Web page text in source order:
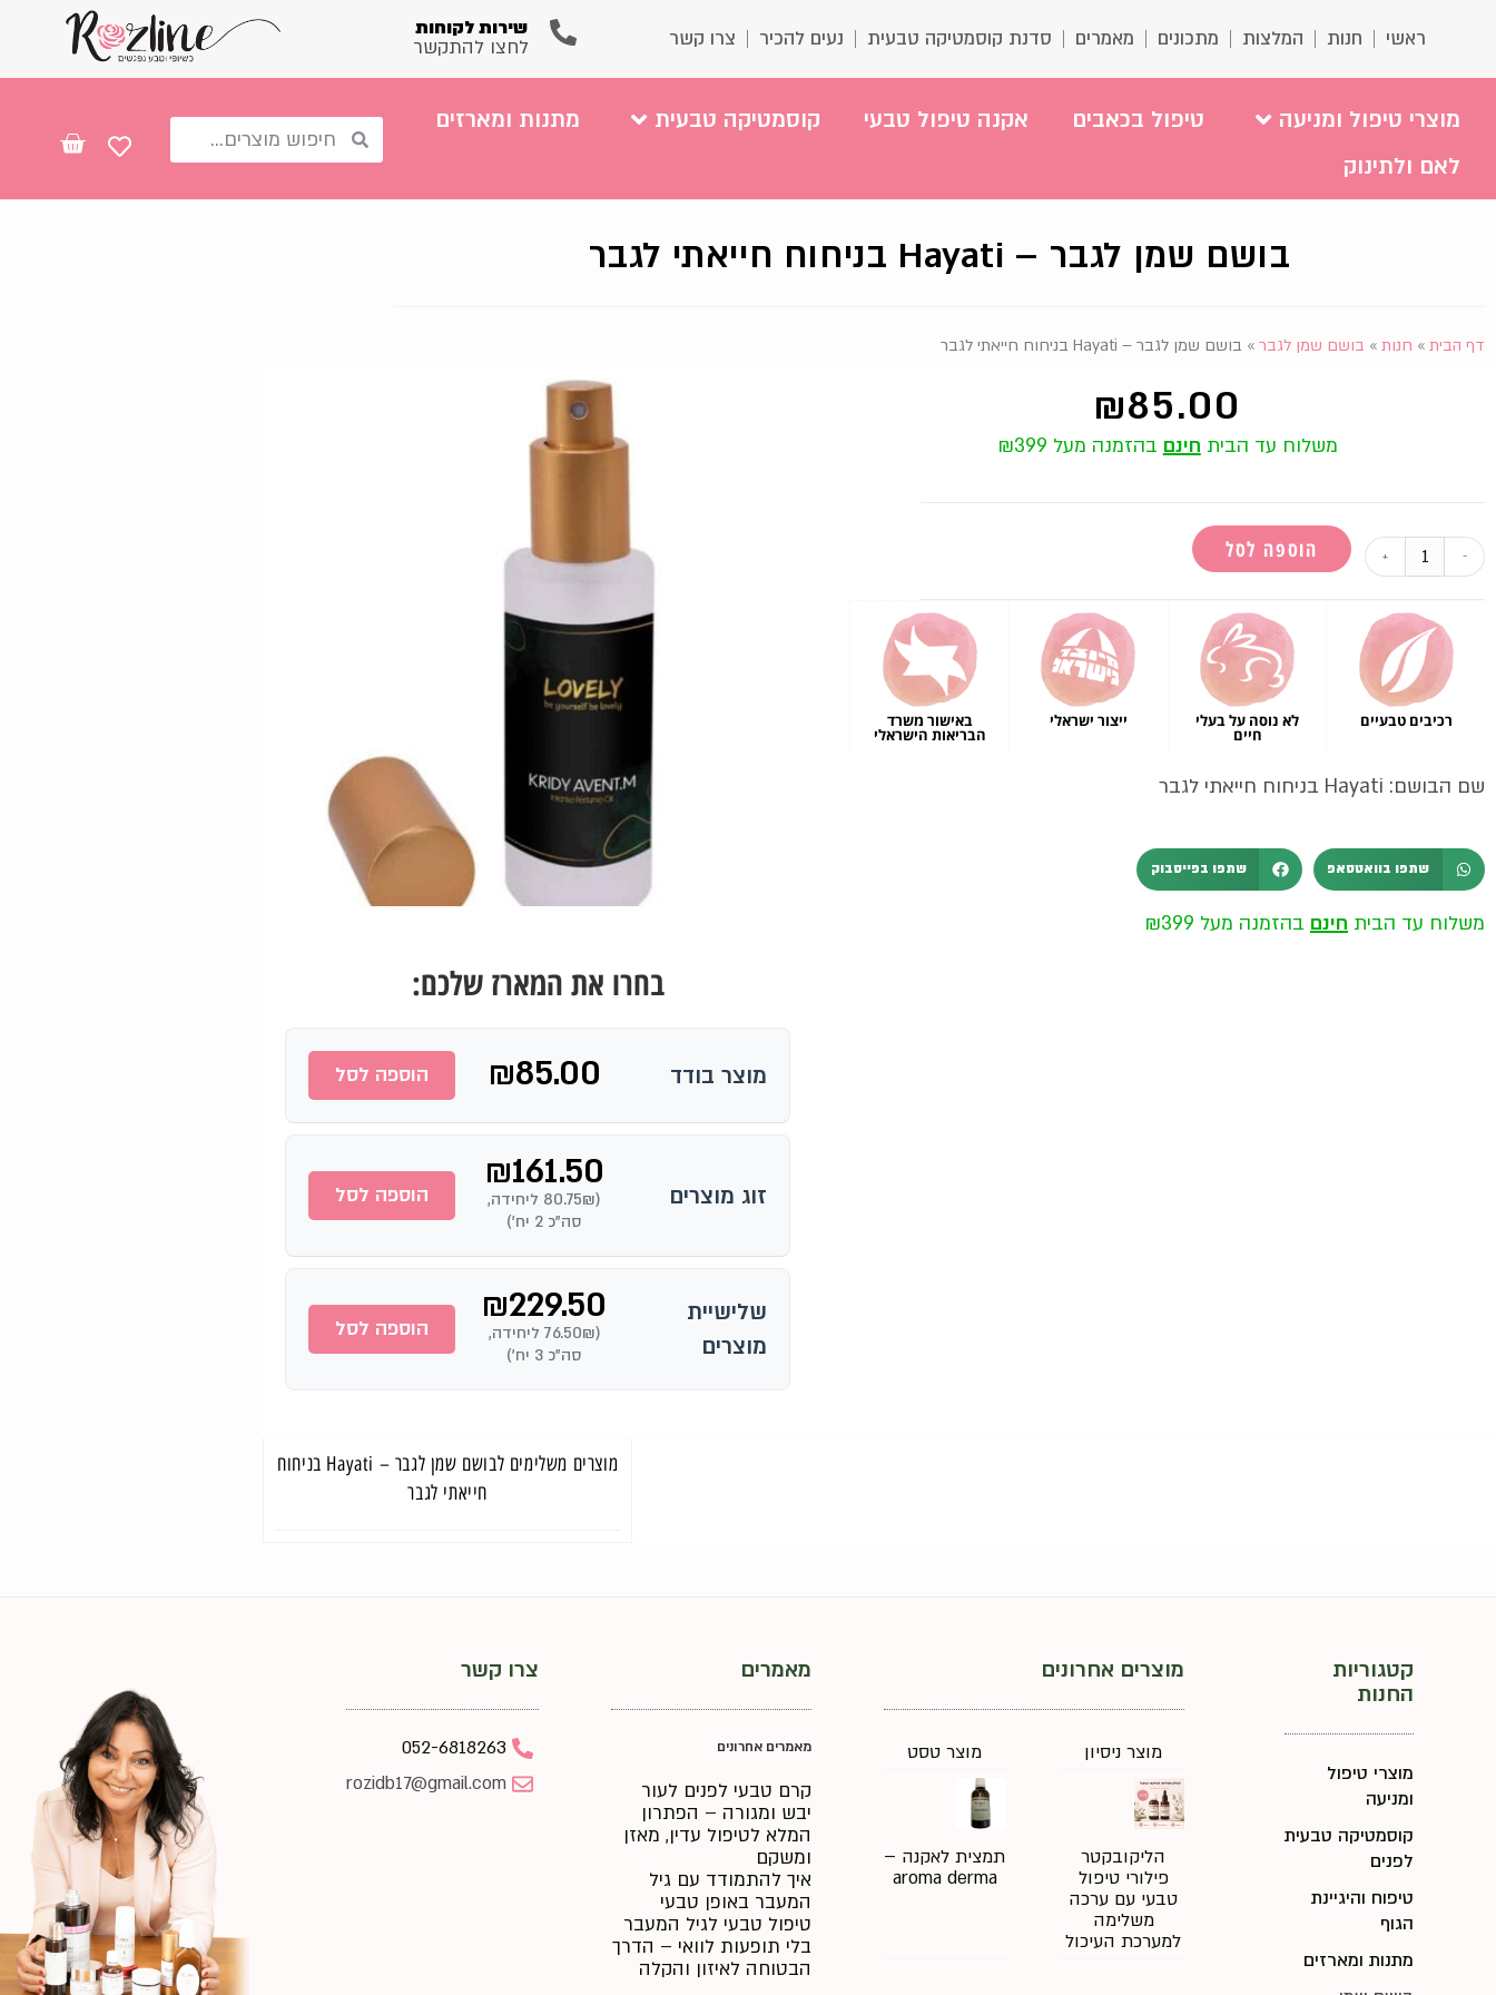
ראשי חנות המלצות מתכונים מאמרים סדנת קוסמטיקה טבעית נעים להכיר צרו קשר שירות לקוחות
לחצו להתקשר
מוצרי טיפול ומניעה טיפול בכאבים אקנה טיפול טבעי קוסמטיקה טבעית
מתנות ומארזים
לאם ולתינוק
בושם שמן לגבר – Hayati בניחוח חייאתי לגבר
דף הבית » חנות » בושם שמן לגבר » בושם שמן לגבר – Hayati בניחוח חייאתי לגבר
₪85.00
משלוח עד הבית חינם בהזמנה מעל ₪399
-
+ הוספה לסל
רכיבים טבעיים לא נוסה על בעלי
חיים
ייצור ישראלי באישור משרד
הבריאות הישראלי
שם הבושם: Hayati בניחוח חייאתי לגבר
שתפו בוואטסאפ שתפו בפייסבוק
משלוח עד הבית חינם בהזמנה מעל ₪399
בחרו את המארז שלכם:
מוצר בודד ₪85.00 הוספה לסל
זוג מוצרים
₪161.50
(80.75₪ ליחידה,
סה"כ 2 יח')
הוספה לסל
שלישיית
מוצרים
₪229.50
(76.50₪ ליחידה,
סה"כ 3 יח')
הוספה לסל
מוצרים משלימים לבושם שמן לגבר – Hayati בניחוח
חייאתי לגבר
קטגוריות
החנות
מוצרי טיפול
ומניעה
קוסמטיקה טבעית
לפנים
טיפוח והיגיינת
הגוף
מתנות ומארזים
מוצרים אחרונים
מוצר ניסיון מוצר טסט
הליקובקטר
פילורי טיפול
טבעי עם ערכה
משלימה
למערכת העיכול
תמצית לאקנה –
aroma derma
מאמרים
מאמרים אחרונים
קרם טבעי לפנים לעור
יבש ומגורה – הפתרון
המלא לטיפול עדין, מאזן
ומשקם
איך להתמודד עם גיל
המעבר באופן טבעי
טיפול טבעי לגיל המעבר
בלי תופעות לוואי – הדרך
הבטוחה לאיזון והקלה
צרו קשר
052-6818263
rozidb17@gmail.com